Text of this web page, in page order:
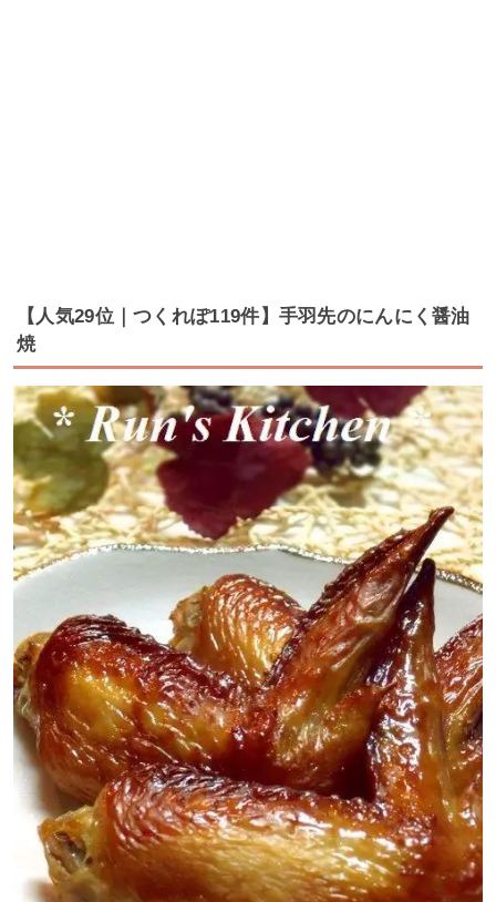
【人気29位｜つくれぽ119件】手羽先のにんにく醤油
焼